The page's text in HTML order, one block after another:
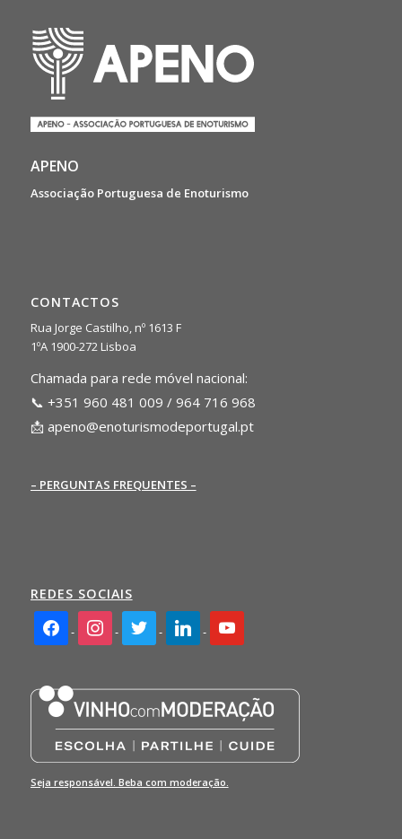
APENO
Associação Portuguesa de Enoturismo
CONTACTOS
Rua Jorge Castilho, nº 1613 F
1ºA 1900-272 Lisboa
Chamada para rede móvel nacional:
📞 +351 960 481 009 / 964 716 968
📩 apeno@enoturismodeportugal.pt
– PERGUNTAS FREQUENTES –
REDES SOCIAIS
facebook2instagramtwitter linkedin youtube
Seja responsável. Beba com moderação.